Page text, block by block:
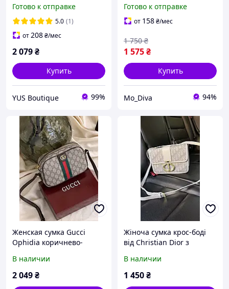
Готово к отправке
5.0 (1)
от208₴/мес
2 079₴
Купить
YUS Boutique 99%
Девушки Гуччи Кожаная
Сумка через Плечо для
Готово к отправке
от 158₴/мес
1 575₴
1 750 ₴
Купить
Mo_Diva 94%
Женская сумка Gucci
Ophidia коричнево-
плече Гучии
В наличии
2 049₴
Жіноча сумка крос-боді
від Christian Dior з
Oblique
В наличии
1 450₴